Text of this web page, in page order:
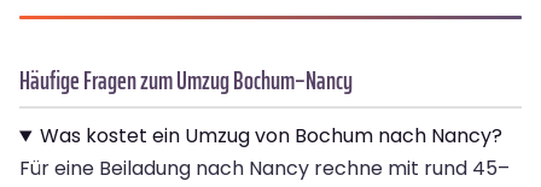
Häufige Fragen zum Umzug Bochum–Nancy
Was kostet ein Umzug von Bochum nach Nancy?
Für eine Beiladung nach Nancy rechne mit rund 45–